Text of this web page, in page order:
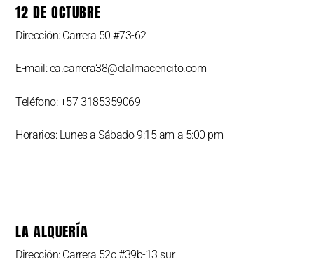
12 DE OCTUBRE
Dirección: Carrera 50 #73-62
E-mail: ea.carrera38@elalmacencito.com
Teléfono: +57 3185359069
Horarios: Lunes a Sábado 9:15 am a 5:00 pm
LA ALQUERÍA
Dirección: Carrera 52c #39b-13 sur